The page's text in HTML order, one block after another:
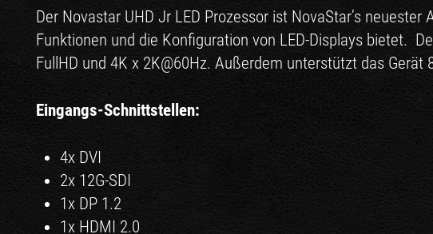
Der Novastar UHD Jr LED Prozessor ist NovaStar’s
Funktionen und die Konfiguration von LED-Displays bietet.
FullHD und 4K x 2K@60Hz. Außerdem unterstützt das Gerät
Eingangs-Schnittstellen:
4x DVI
2x 12G-SDI
1x DP 1.2
1x HDMI 2.0